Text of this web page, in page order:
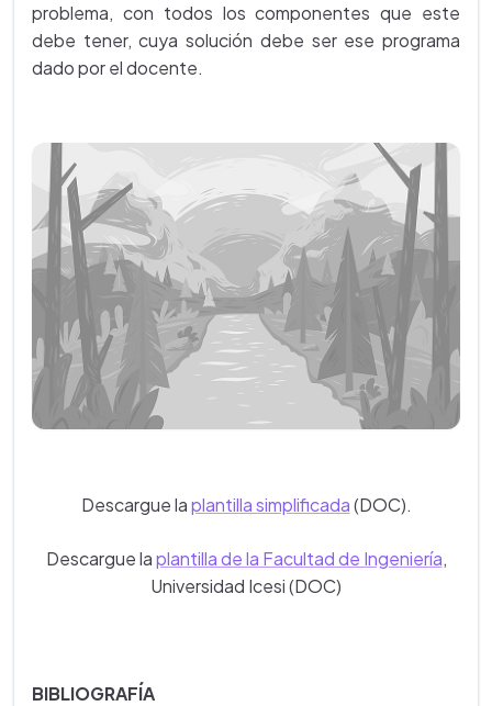
problema, con todos los componentes que este
debe tener, cuya solución debe ser ese programa
dado por el docente.
Descargue laplantilla simplificada(DOC).
Descargue laplantilla de la Facultad de Ingeniería,
Universidad Icesi (DOC)
BIBLIOGRAFÍA